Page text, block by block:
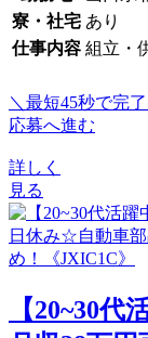
寮・社宅 あり
仕事内容 組立・
＼最短45秒で完
応募へ進む
詳しく
見る
【20~30